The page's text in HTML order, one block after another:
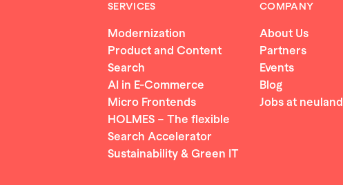
SERVICES
Modernization
Product and Content
Search
AI in E-Commerce
Micro Frontends
HOLMES – The flexible
Search Accelerator
Sustainability & Green IT
COMPANY
About Us
Partners
Events
Blog
Jobs at neuland